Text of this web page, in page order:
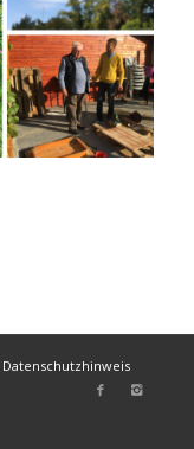
Datenschutzhinweis